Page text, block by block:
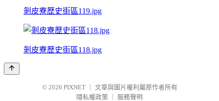
剝皮寮歷史街區119.jpg
剝皮寮歷史街區118.jpg
© 2026 PIXNET
文章與圖片權利屬原作者所有
隱私權政策
服務聲明